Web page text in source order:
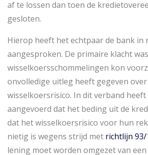
af te lossen dan toen de
gesloten.
Hierop heeft het echtpaar de bank in
aangesproken. De primaire klacht
wisselkoersschommelingen kon
onvolledige uitleg heeft gegeven
wisselkoersrisico. In dit verband
aangevoerd dat het beding uit de
dat het wisselkoersrisico voor hun
nietig is wegens strijd met richtlijn 93/
lening moet worden omgezet van